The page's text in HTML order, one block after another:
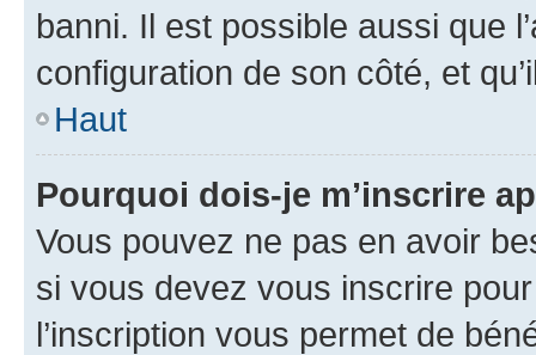
banni. Il est possible aussi que
configuration de son côté, et
Haut
Pourquoi dois-je m’inscrire
Vous pouvez ne pas en avoir
si vous devez vous inscrire
l’inscription vous permet de